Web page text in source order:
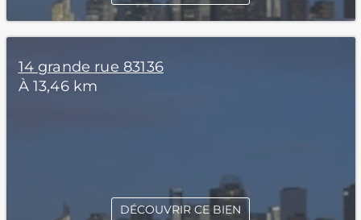
14 grande rue 83136
À 13,46 km
DÉCOUVRIR CE BIEN